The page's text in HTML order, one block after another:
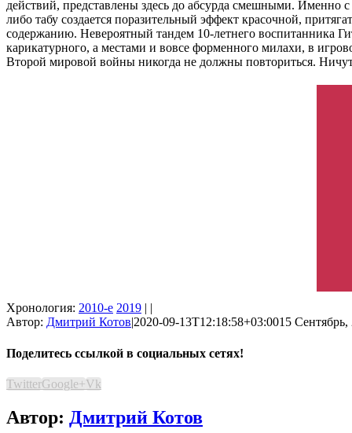
действий, представлены здесь до абсурда смешными. Именно
либо табу создается поразительный эффект красочной,
содержанию. Невероятный тандем 10-летнего воспитанника
карикатурного, а местами и вовсе форменного милахи, в
Второй мировой войны никогда не должны повториться.
Хронология: 2010-е 2019 | |
Автор: Дмитрий Котов|2020-09-13T12:18:58+03:0015 Сентябрь,
Поделитесь ссылкой в социальных сетях!
TwitterGoogle+Vk
Автор: Дмитрий Котов